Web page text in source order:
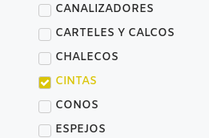
CANALIZADORES
CARTELES Y CALCOS
CHALECOS
CINTAS
CONOS
ESPEJOS